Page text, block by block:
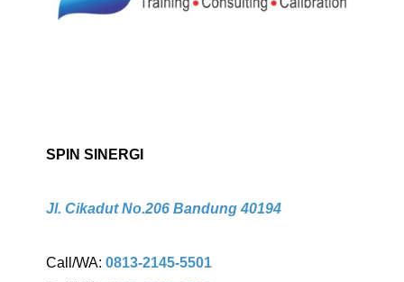
SPIN SINERGI
Jl. Cikadut No.206 Bandung 40194
Call/WA: 0813-2145-5501